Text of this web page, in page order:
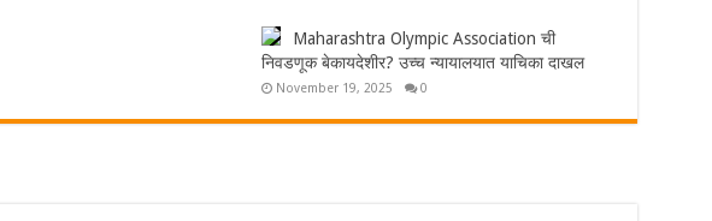
Maharashtra Olympic Association ची
निवडणूक बेकायदेशीर? उच्च न्यायालयात याचिका दाखल
November 19, 2025 0